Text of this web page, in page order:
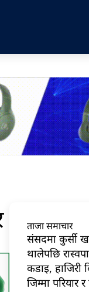
ताजा समाचार
संसदमा कुर्सी
थालेपछि
कडाइ, हाजिरी
जिम्मा परियार